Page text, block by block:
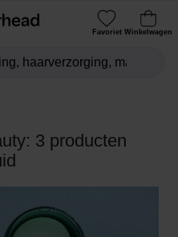
Favoriet Winkelwagen
3 producten